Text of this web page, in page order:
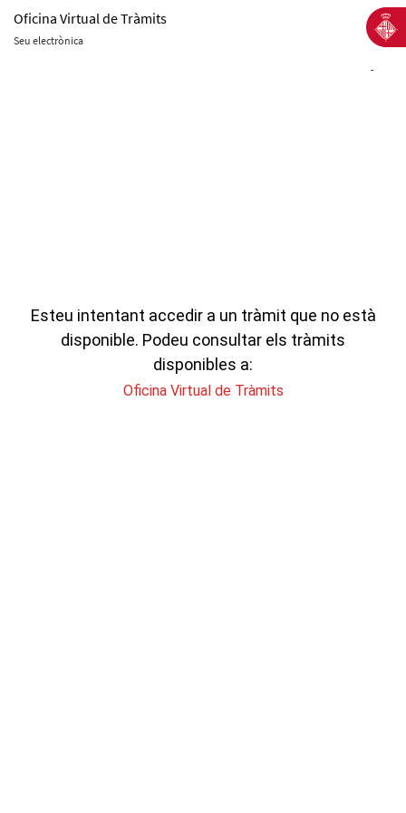
Oficina Virtual de Tràmits
Seu electrònica
-
Esteu intentant accedir a un tràmit que no està
disponible. Podeu consultar els tràmits
disponibles a:
Oficina Virtual de Tràmits